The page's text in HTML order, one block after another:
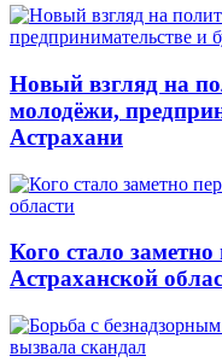
Новый взгляд на
молодёжи,
Астрахани
Кого стало
Астраханской